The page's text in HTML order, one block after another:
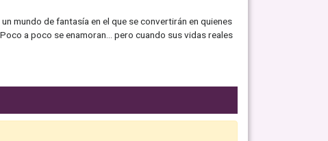
mundo de fantasía en el que se convertirán en quienes
a poco se enamoran… pero cuando sus vidas reales